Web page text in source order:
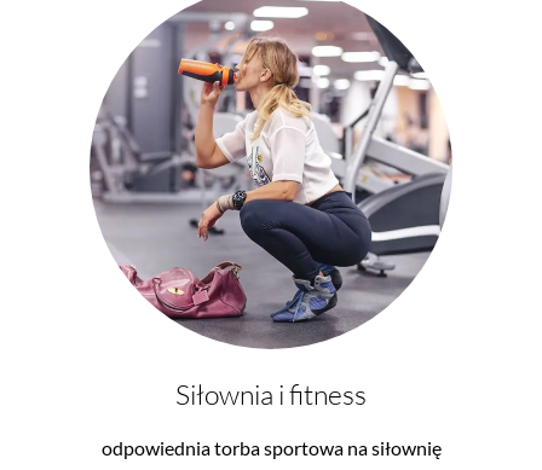
Siłownia i fitness
odpowiednia torba sportowa na siłownię